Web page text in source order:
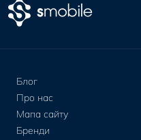
Блог
Про нас
Мапа сайту
Бренди